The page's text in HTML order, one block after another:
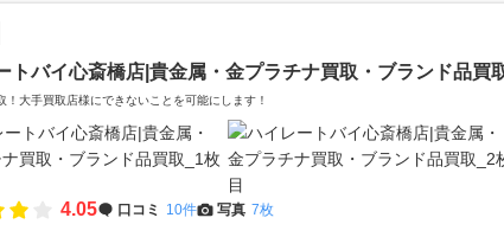
トバイ心斎橋店|貴金属・金プラチナ買取・ブランド品買
！大手買取店様にできないことを可能にします！
4.05 口コミ 10件 写真 7枚